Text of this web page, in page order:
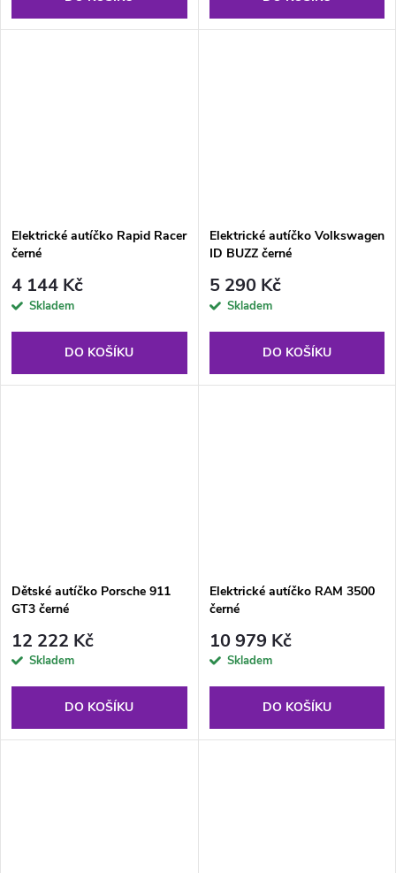
Elektrické autíčko Rapid Racer
černé
4 144 Kč
Skladem
DO KOŠÍKU
Elektrické autíčko Volkswagen
ID BUZZ černé
5 290 Kč
Skladem
DO KOŠÍKU
Dětské autíčko Porsche 911
GT3 černé
12 222 Kč
Skladem
DO KOŠÍKU
Elektrické autíčko RAM 3500
černé
10 979 Kč
Skladem
DO KOŠÍKU